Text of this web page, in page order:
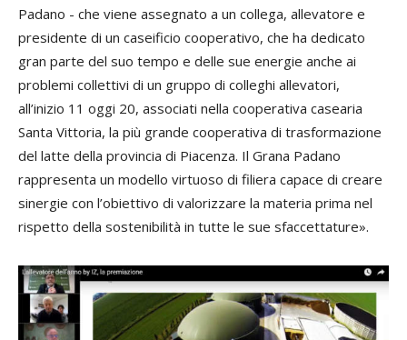
Padano - che viene assegnato a un collega, allevatore e
presidente di un caseificio cooperativo, che ha dedicato
gran parte del suo tempo e delle sue energie anche ai
problemi collettivi di un gruppo di colleghi allevatori,
all’inizio 11 oggi 20, associati nella cooperativa casearia
Santa Vittoria, la più grande cooperativa di trasformazione
del latte della provincia di Piacenza. Il Grana Padano
rappresenta un modello virtuoso di filiera capace di creare
sinergie con l’obiettivo di valorizzare la materia prima nel
rispetto della sostenibilità in tutte le sue sfaccettature».